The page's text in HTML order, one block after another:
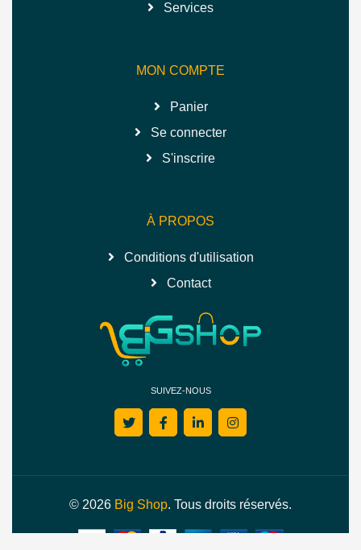
Services
MON COMPTE
Panier
Se connecter
S'inscrire
À PROPOS
Conditions d'utilisation
Contact
SUIVEZ-NOUS
© 2026 Big Shop. Tous droits réservés.